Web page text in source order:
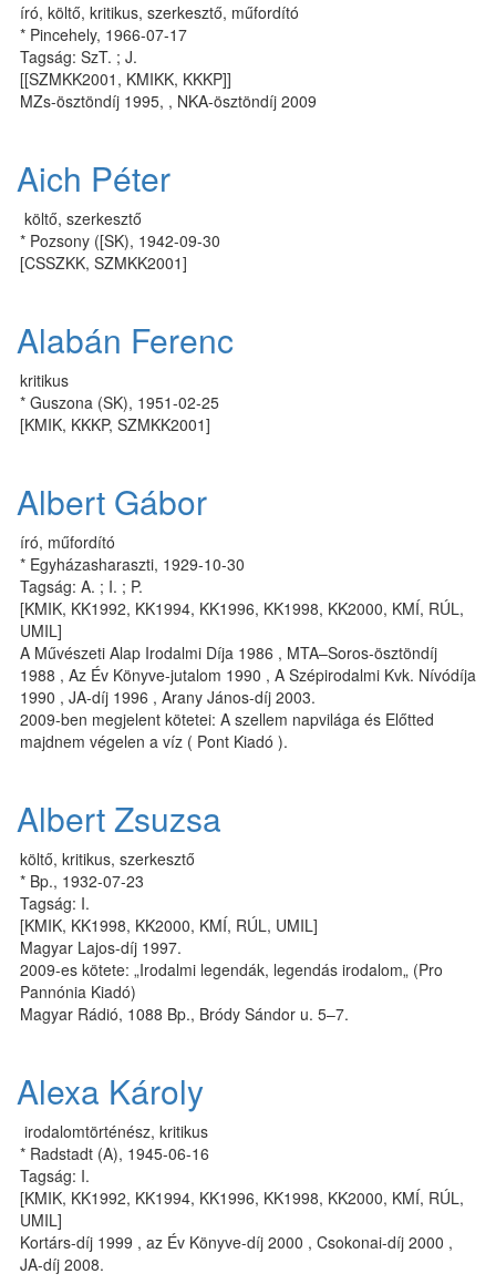
író, költő, kritikus, szerkesztő, műfordító
* Pincehely, 1966-07-17
Tagság: SzT. ; J.
[[SZMKK2001, KMIKK, KKKP]]
MZs-ösztöndíj 1995, , NKA-ösztöndíj 2009
Aich Péter
költő, szerkesztő
* Pozsony ([SK), 1942-09-30
[CSSZKK, SZMKK2001]
Alabán Ferenc
kritikus
* Guszona (SK), 1951-02-25
[KMIK, KKKP, SZMKK2001]
Albert Gábor
író, műfordító
* Egyházasharaszti, 1929-10-30
Tagság: A. ; I. ; P.
[KMIK, KK1992, KK1994, KK1996, KK1998, KK2000, KMÍ, RÚL,
UMIL]
A Művé­sze­ti Alap Iro­dal­mi Dí­ja 1986 , MTA–So­ros-ösz­tön­díj
1988 , Az Év Köny­ve-ju­ta­lom 1990 , A Szé­p­i­ro­dal­mi Kvk. Ní­vó­dí­ja
1990 , JA-díj 1996 , Arany János-díj 2003.
2009-ben megjelent kötetei: A szellem napvilága és Előtted
majdnem végelen a víz ( Pont Kiadó ).
Albert Zsuzsa
költő, kritikus, szerkesztő
* Bp., 1932-07-23
Tagság: I.
[KMIK, KK1998, KK2000, KMÍ, RÚL, UMIL]
Magyar Lajos-díj 1997.
2009-es kötete: „Irodalmi legendák, legendás irodalom„ (Pro
Pannónia Kiadó)
Ma­gyar Rá­dió, 1088 Bp., Bródy Sán­dor u. 5–7.
Alexa Károly
irodalomtörténész, kritikus
* Radstadt (A), 1945-06-16
Tagság: I.
[KMIK, KK1992, KK1994, KK1996, KK1998, KK2000, KMÍ, RÚL,
UMIL]
Kortárs-díj 1999 , az Év Könyve-díj 2000 , Csokonai-díj 2000 ,
JA-díj 2008.